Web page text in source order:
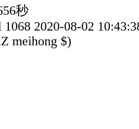
秒
2020-08-02
meihong $)